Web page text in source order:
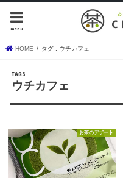
menu
HOME タグ : ウチカフェ
ウチカフェ
お茶のデザート